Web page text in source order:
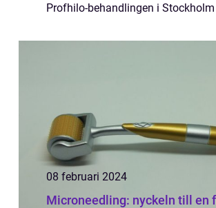
Profhilo-behandlingen i
08 februari 2024
Microneedling: nyckeln till en